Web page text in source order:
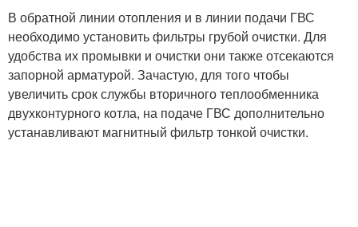
В обратной линии отопления и в линии подачи ГВС
необходимо установить фильтры грубой очистки. Для
удобства их промывки и очистки они также отсекаются
запорной арматурой. Зачастую, для того чтобы
увеличить срок службы вторичного теплообменника
двухконтурного котла, на подаче ГВС дополнительно
устанавливают магнитный фильтр тонкой очистки.